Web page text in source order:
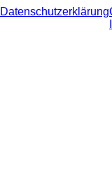
Datenschutzerklärung